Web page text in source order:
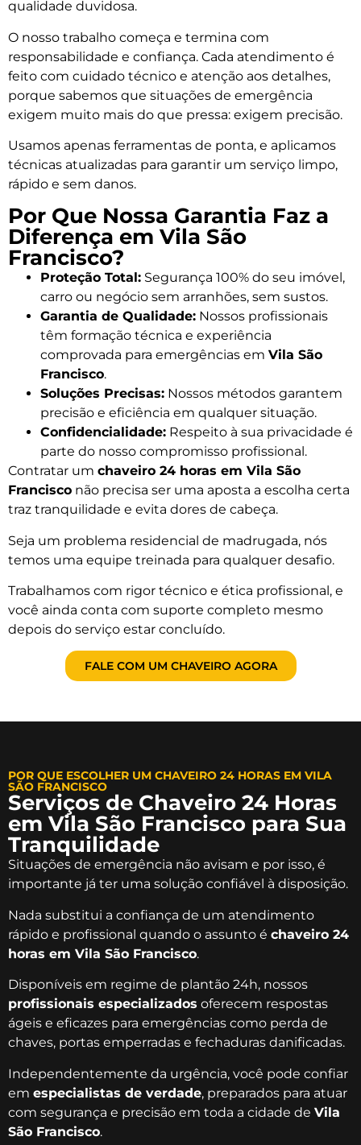
qualidade duvidosa.
O nosso trabalho começa e termina com
responsabilidade e confiança. Cada atendimento é
feito com cuidado técnico e atenção aos detalhes,
porque sabemos que situações de emergência
exigem muito mais do que pressa: exigem precisão.
Usamos apenas ferramentas de ponta, e aplicamos
técnicas atualizadas para garantir um serviço limpo,
rápido e sem danos.
Por Que Nossa Garantia Faz a
Diferença em Vila São
Francisco?
Proteção Total: Segurança 100% do seu imóvel,
carro ou negócio sem arranhões, sem sustos.
Garantia de Qualidade: Nossos profissionais
têm formação técnica e experiência
comprovada para emergências em Vila São
Francisco.
Soluções Precisas: Nossos métodos garantem
precisão e eficiência em qualquer situação.
Confidencialidade: Respeito à sua privacidade é
parte do nosso compromisso profissional.
Contratar um chaveiro 24 horas em Vila São
Francisco não precisa ser uma aposta a escolha certa
traz tranquilidade e evita dores de cabeça.
Seja um problema residencial de madrugada, nós
temos uma equipe treinada para qualquer desafio.
Trabalhamos com rigor técnico e ética profissional, e
você ainda conta com suporte completo mesmo
depois do serviço estar concluído.
FALE COM UM CHAVEIRO AGORA
POR QUE ESCOLHER UM CHAVEIRO 24 HORAS EM VILA
SÃO FRANCISCO
Serviços de Chaveiro 24 Horas
em Vila São Francisco para Sua
Tranquilidade
Situações de emergência não avisam e por isso, é
importante já ter uma solução confiável à disposição.
Nada substitui a confiança de um atendimento
rápido e profissional quando o assunto é chaveiro 24
horas em Vila São Francisco.
Disponíveis em regime de plantão 24h, nossos
profissionais especializados oferecem respostas
ágeis e eficazes para emergências como perda de
chaves, portas emperradas e fechaduras danificadas.
Independentemente da urgência, você pode confiar
em especialistas de verdade, preparados para atuar
com segurança e precisão em toda a cidade de Vila
São Francisco.